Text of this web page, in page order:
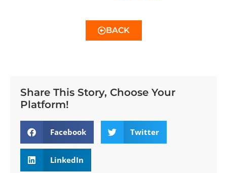
BACK
Share This Story, Choose Your
Platform!
Facebook Twitter
LinkedIn